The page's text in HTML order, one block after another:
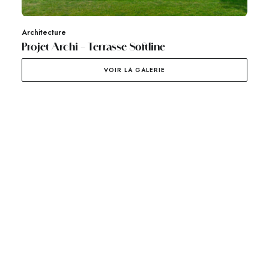
Architecture
Projet Archi – Terrasse Softline
VOIR LA GALERIE